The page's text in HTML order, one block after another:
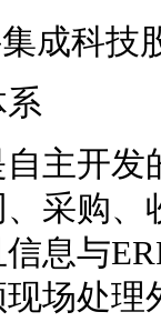
成科技
主开
采购
息与
场处